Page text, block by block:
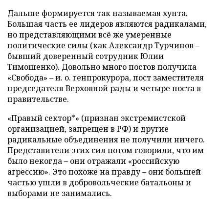
Дальше формируется так называемая хунта.
Большая часть ее лидеров являются радикалами,
но представляющими всё же умеренные
политические силы (как Александр Турчинов –
бывший доверенный сотрудник Юлии
Тимошенко). Довольно много постов получила
«Свобода» – и. о. генпрокурора, пост заместителя
председателя Верховной рады и четыре поста в
правительстве.
«Правый сектор*» (признан экстремистской
организацией, запрещен в РФ) и другие
радикальные объединения не получили ничего.
Представители этих сил потом говорили, что им
было некогда – они отражали «российскую
агрессию». Это похоже на правду – они большей
частью ушли в добровольческие батальоны и
выборами не занимались.